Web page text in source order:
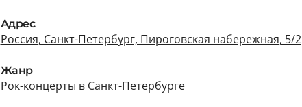
Адрес
Россия, Санкт-Петербург, Пироговская набережная, 5/2
Жанр
Рок-концерты в Санкт-Петербурге